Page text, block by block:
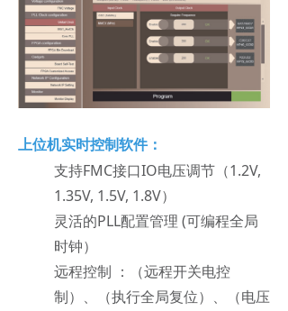
上位机实时控制软件：
支持FMC接口IO电压调节（1.2V,
1.35V, 1.5V, 1.8V）
灵活的PLL配置管理 (可编程全局
时钟）
远程控制 ：（远程开关电控
制）、（执行全局复位）、（电压